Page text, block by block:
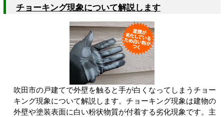
チョーキング現象について解説します
吹田市の戸建てで外壁を触ると手が白くなってしまうチョー
キング現象について解説します。チョーキング現象は建物の
外壁や塗装表面に白い粉状物質が付着する劣化現象です。主